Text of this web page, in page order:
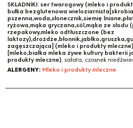
SKŁADNIKI: ser twarogowy (mleko i
bułka bezglutenowa wieloziarnista[skrobia
pszenna,woda,słonecznik,siemię
ryżowa,mąka gryczana,sól,mąka ze słodu
rzepakowy,mleko odtłuszczone (bez
zagęszczająca] (mleko i produkty mleczne)
[mleko,białka mleka żywe kultury bakterii
produkty mleczne), sałata, czosnek
ALERGENY: Mleko i produkty mleczne